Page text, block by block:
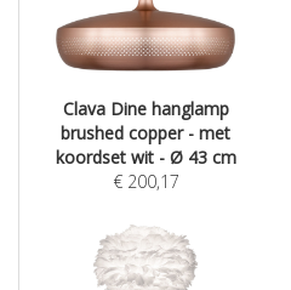
Clava Dine hanglamp
brushed copper - met
koordset wit - Ø 43 cm
€ 200,17